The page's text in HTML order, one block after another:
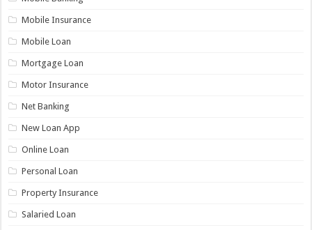
Mobile Insurance
Mobile Loan
Mortgage Loan
Motor Insurance
Net Banking
New Loan App
Online Loan
Personal Loan
Property Insurance
Salaried Loan